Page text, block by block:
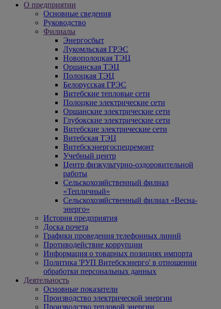
О предприятии
Основные сведения
Руководство
Филиалы
Энергосбыт
Лукомльская ГРЭС
Новополоцкая ТЭЦ
Оршанская ТЭЦ
Полоцкая ТЭЦ
Белорусская ГРЭС
Витебские тепловые сети
Полоцкие электрические сети
Оршанские электрические сети
Глубокские электрические сети
Витебские электрические сети
Витебская ТЭЦ
Витебскэнергоспецремонт
Учебный центр
Центр физкультурно-оздоровительной
работы
Сельскохозяйственный филиал
«Тепличный»
Сельскохозяйственный филиал «Весна-
энерго»
История предприятия
Доска почета
Графики проведения телефонных линий
Противодействие коррупции
Информация о товарных позициях импорта
Политика 'РУП Витебскэнерго' в отношении
обработки персональных данных
Деятельность
Основные показатели
Производство электрической энергии
Производство тепловой энергии